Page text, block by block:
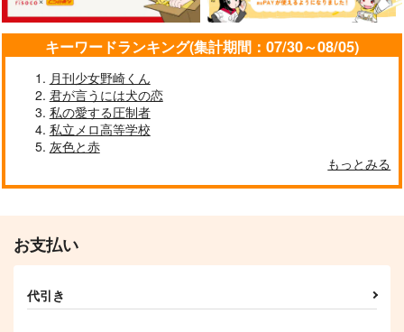
キーワードランキング(集計期間：07/30～08/05)
月刊少女野崎くん
君が言うには犬の恋
私の愛する圧制者
私立メロ高等学校
灰色と赤
もっとみる
お支払い
代引き